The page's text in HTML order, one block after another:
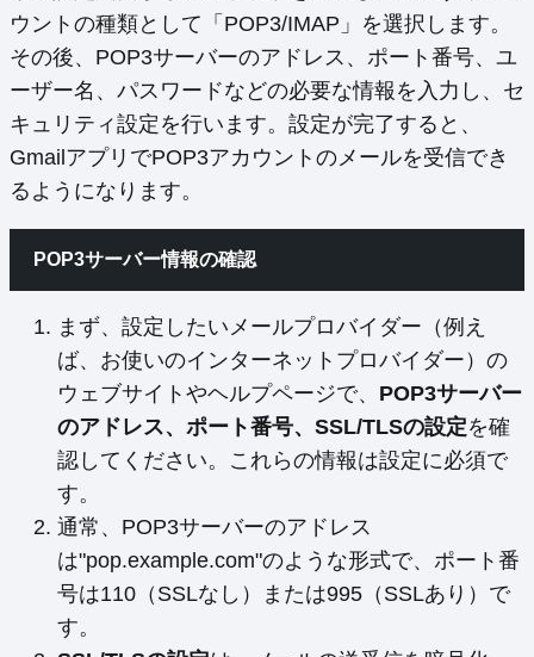
ウントの種類として「POP3/IMAP」を選択します。
その後、POP3サーバーのアドレス、ポート番号、ユ
ーザー名、パスワードなどの必要な情報を入力し、セ
キュリティ設定を行います。設定が完了すると、
GmailアプリでPOP3アカウントのメールを受信でき
るようになります。
POP3サーバー情報の確認
まず、設定したいメールプロバイダー（例え
ば、お使いのインターネットプロバイダー）の
ウェブサイトやヘルプページで、 POP3サーバー
のアドレス、ポート番号、SSL/TLSの設定を確
認してください。これらの情報は設定に必須で
す。
通常、POP3サーバーのアドレス
は"pop.example.com"のような形式で、ポート番
号は110（SSLなし）または995（SSLあり）で
す。